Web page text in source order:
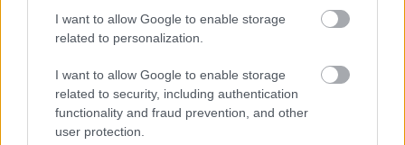
I want to allow Google to enable storage
related to personalization.
I want to allow Google to enable storage
related to security, including authentication
functionality and fraud prevention, and other
user protection.
Másfélszeresére bővítik Hódmezővásárhely jó hírű
református iskoláját
kivitelezheti; a munkák csaknem egy évig tartanak majd.
Látványos építési szakasz indult be a
Flórián téri felüljárón